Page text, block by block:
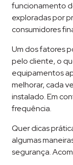
funcionamento
exploradas por
consumidores
Um dos fatores
pelo cliente, o
equipamentos
melhorar, cada
instalado. Em
frequência.
Quer dicas
algumas
segurança.